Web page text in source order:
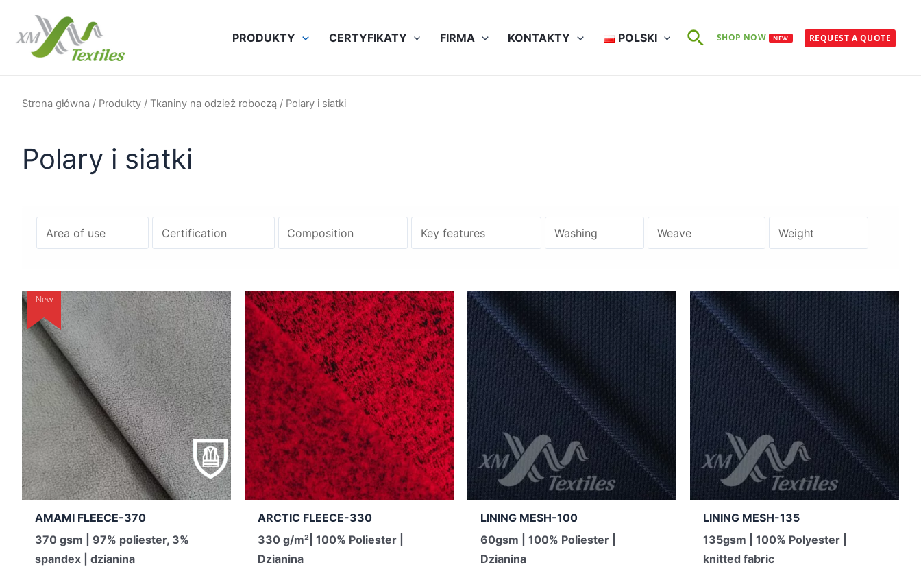
treści
PRODUKTY CERTYFIKATY FIRMA KONTAKTY POLSKI SzukajSHOP NOW NEW REQUEST A QUOTE
Strona główna / Produkty / Tkaniny na odzież roboczą / Polary i siatki
Polary i siatki
New
AMAMI FLEECE-370
370 gsm | 97% poliester, 3%
spandex | dzianina
ARCTIC FLEECE-330
330 g/m²| 100% Poliester |
Dzianina
LINING MESH-100
60gsm | 100% Poliester |
Dzianina
LINING MESH-135
135gsm | 100% Polyester |
knitted fabric